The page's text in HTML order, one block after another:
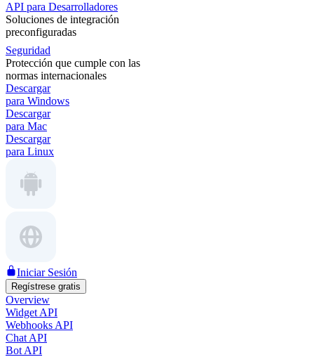
API para Desarrolladores
Soluciones de integración
preconfiguradas
Seguridad
Protección que cumple con las
normas internacionales
Descargar
para Windows
Descargar
para Mac
Descargar
para Linux
Iniciar Sesión
Regístrese gratis
Overview
Widget API
Webhooks API
Chat API
Bot API